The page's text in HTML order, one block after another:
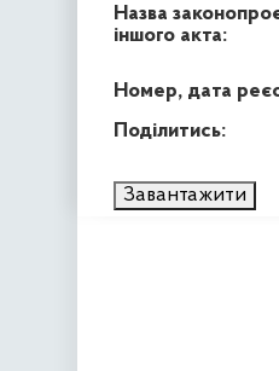
Назва
іншого акта:
Номер, дата
Поділитись:
Завантажити